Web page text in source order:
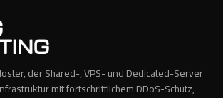
der Shared-, VPS- und Dedicated-Server
mit fortschrittlichem DDoS-Schutz,